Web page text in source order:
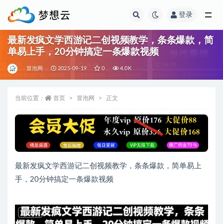
登录
最新发疯文学西游记二创视频教学，条条爆款，简
单易上手，20分钟搞定一条爆款视频
冒泡网 2025-09-19 0 4.0K
当前位置： 首页 冒泡网 正文
最新发疯文学西游记二创视频教学，条条爆款，简单易上
手，20分钟搞定一条爆款视频